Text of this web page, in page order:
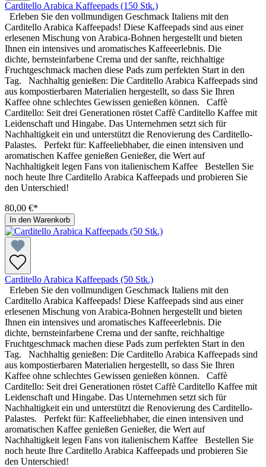
Carditello Arabica Kaffeepads (150 Stk.)
Erleben Sie den vollmundigen Geschmack Italiens mit den
Carditello Arabica Kaffeepads! Diese Kaffeepads sind aus einer
erlesenen Mischung von Arabica-Bohnen hergestellt und bieten
Ihnen ein intensives und aromatisches Kaffeeerlebnis. Die
dichte, bernsteinfarbene Crema und der sanfte, reichhaltige
Fruchtgeschmack machen diese Pads zum perfekten Start in den
Tag. Nachhaltig genießen: Die Carditello Arabica Kaffeepads sind
aus kompostierbaren Materialien hergestellt, so dass Sie Ihren
Kaffee ohne schlechtes Gewissen genießen können. Caffè
Carditello: Seit drei Generationen röstet Caffè Carditello Kaffee mit
Leidenschaft und Hingabe. Das Unternehmen setzt sich für
Nachhaltigkeit ein und unterstützt die Renovierung des Carditello-
Palastes. Perfekt für: Kaffeeliebhaber, die einen intensiven und
aromatischen Kaffee genießen Genießer, die Wert auf
Nachhaltigkeit legen Fans von italienischem Kaffee Bestellen Sie
noch heute Ihre Carditello Arabica Kaffeepads und probieren Sie
den Unterschied!
80,00 €*
In den Warenkorb
Carditello Arabica Kaffeepads (50 Stk.)
Erleben Sie den vollmundigen Geschmack Italiens mit den
Carditello Arabica Kaffeepads! Diese Kaffeepads sind aus einer
erlesenen Mischung von Arabica-Bohnen hergestellt und bieten
Ihnen ein intensives und aromatisches Kaffeeerlebnis. Die
dichte, bernsteinfarbene Crema und der sanfte, reichhaltige
Fruchtgeschmack machen diese Pads zum perfekten Start in den
Tag. Nachhaltig genießen: Die Carditello Arabica Kaffeepads sind
aus kompostierbaren Materialien hergestellt, so dass Sie Ihren
Kaffee ohne schlechtes Gewissen genießen können. Caffè
Carditello: Seit drei Generationen röstet Caffè Carditello Kaffee mit
Leidenschaft und Hingabe. Das Unternehmen setzt sich für
Nachhaltigkeit ein und unterstützt die Renovierung des Carditello-
Palastes. Perfekt für: Kaffeeliebhaber, die einen intensiven und
aromatischen Kaffee genießen Genießer, die Wert auf
Nachhaltigkeit legen Fans von italienischem Kaffee Bestellen Sie
noch heute Ihre Carditello Arabica Kaffeepads und probieren Sie
den Unterschied!